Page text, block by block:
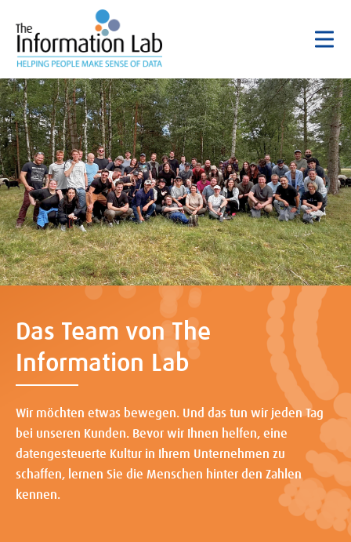
Das Team von The
Information Lab
Wir möchten etwas bewegen. Und das tun wir jeden Tag
bei unseren Kunden. Bevor wir Ihnen helfen, eine
datengesteuerte Kultur in Ihrem Unternehmen zu
schaffen, lernen Sie die Menschen hinter den Zahlen
kennen.